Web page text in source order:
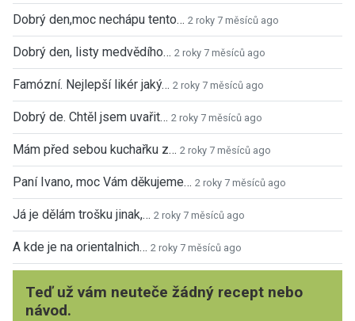
Dobrý den,moc nechápu tento… 2 roky 7 měsíců ago
Dobrý den, listy medvědího… 2 roky 7 měsíců ago
Famózní. Nejlepší likér jaký… 2 roky 7 měsíců ago
Dobrý de. Chtěl jsem uvařit… 2 roky 7 měsíců ago
Mám před sebou kuchařku z… 2 roky 7 měsíců ago
Paní Ivano, moc Vám děkujeme… 2 roky 7 měsíců ago
Já je dělám trošku jinak,… 2 roky 7 měsíců ago
A kde je na orientalnich… 2 roky 7 měsíců ago
Teď už vám neuteče žádný recept nebo
návod.